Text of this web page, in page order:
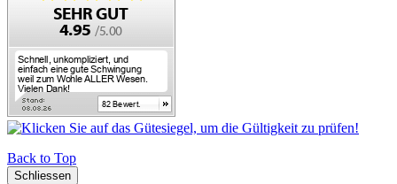
Back to Top
Schliessen